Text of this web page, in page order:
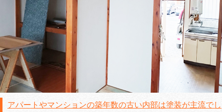
アパートやマンションの築年数の古い内部は塗装が主流でし